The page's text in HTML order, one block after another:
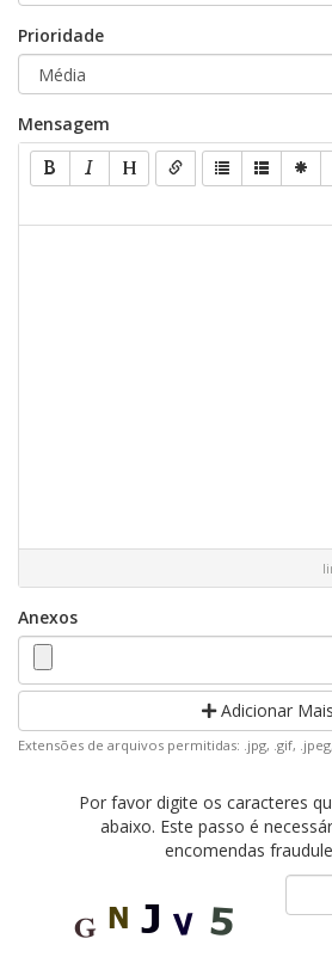
Prioridade
Mensagem
Anexos
Adicionar Mais
Extensões de arquivos permitidas: .jpg, .gif,
Por favor digite os caracteres
abaixo. Este passo é
encomendas